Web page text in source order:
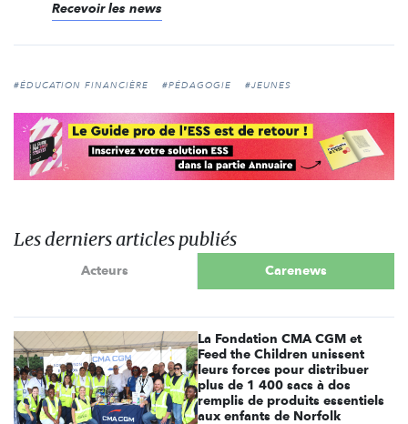
Recevoir les news
#ÉDUCATION FINANCIÈRE #PÉDAGOGIE #JEUNES
Les derniers articles publiés
Acteurs Carenews
La Fondation CMA CGM et
Feed the Children unissent
leurs forces pour distribuer
plus de 1 400 sacs à dos
remplis de produits essentiels
aux enfants de Norfolk